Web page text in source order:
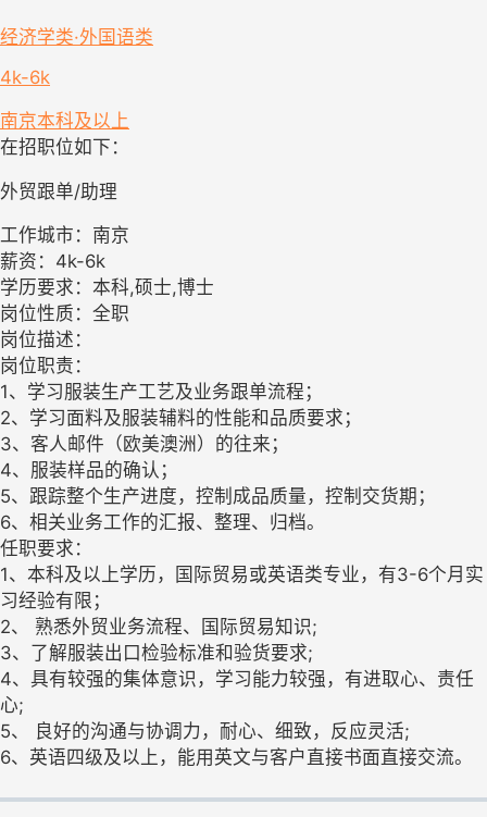
经济学类·外国语类
4k-6k
南京本科及以上
在招职位如下：
外贸跟单/助理
工作城市：南京
薪资：4k-6k
学历要求：本科,硕士,博士
岗位性质：全职
岗位描述：
岗位职责：
1、学习服装生产工艺及业务跟单流程；
2、学习面料及服装辅料的性能和品质要求；
3、客人邮件（欧美澳洲）的往来；
4、服装样品的确认；
5、跟踪整个生产进度，控制成品质量，控制交货期；
6、相关业务工作的汇报、整理、归档。
任职要求：
1、本科及以上学历，国际贸易或英语类专业，有3-6个月实
习经验有限；
2、 熟悉外贸业务流程、国际贸易知识;
3、了解服装出口检验标准和验货要求;
4、具有较强的集体意识，学习能力较强，有进取心、责任
心;
5、 良好的沟通与协调力，耐心、细致，反应灵活;
6、英语四级及以上，能用英文与客户直接书面直接交流。